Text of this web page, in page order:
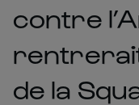
contre
rentrerait
de la